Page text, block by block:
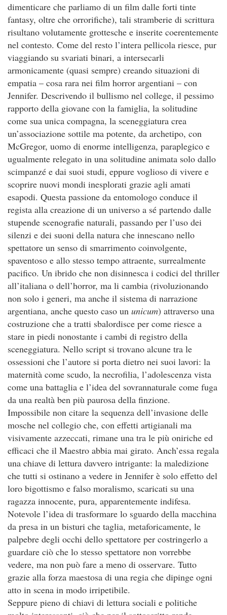
dimenticare che parliamo di un film dalle forti tinte
fantasy, oltre che orrorifiche), tali stramberie di scrittura
risultano volutamente grottesche e inserite coerentemente
nel contesto. Come del resto l’intera pellicola riesce, pur
viaggiando su svariati binari, a intersecarli
armonicamente (quasi sempre) creando situazioni di
empatia – cosa rara nei film horror argentiani – con
Jennifer. Descrivendo il bullismo nel college, il pessimo
rapporto della giovane con la famiglia, la solitudine
come sua unica compagna, la sceneggiatura crea
un’associazione sottile ma potente, da archetipo, con
McGregor, uomo di enorme intelligenza, paraplegico e
ugualmente relegato in una solitudine animata solo dallo
scimpanzé e dai suoi studi, eppure voglioso di vivere e
scoprire nuovi mondi inesplorati grazie agli amati
esapodi. Questa passione da entomologo conduce il
regista alla creazione di un universo a sé partendo dalle
stupende scenografie naturali, passando per l’uso dei
silenzi e dei suoni della natura che innescano nello
spettatore un senso di smarrimento coinvolgente,
spaventoso e allo stesso tempo attraente, surrealmente
pacifico. Un ibrido che non disinnesca i codici del thriller
all’italiana o dell’horror, ma li cambia (rivoluzionando
non solo i generi, ma anche il sistema di narrazione
argentiana, anche questo caso un unicum) attraverso una
costruzione che a tratti sbalordisce per come riesce a
stare in piedi nonostante i cambi di registro della
sceneggiatura. Nello script si trovano alcune tra le
ossessioni che l’autore si porta dietro nei suoi lavori: la
maternità come scudo, la necrofilia, l’adolescenza vista
come una battaglia e l’idea del sovrannaturale come fuga
da una realtà ben più paurosa della finzione.
Impossibile non citare la sequenza dell’invasione delle
mosche nel collegio che, con effetti artigianali ma
visivamente azzeccati, rimane una tra le più oniriche ed
efficaci che il Maestro abbia mai girato. Anch’essa regala
una chiave di lettura davvero intrigante: la maledizione
che tutti si ostinano a vedere in Jennifer è solo effetto del
loro bigottismo e falso moralismo, scaricati su una
ragazza innocente, pura, apparentemente indifesa.
Notevole l’idea di trasformare lo sguardo della macchina
da presa in un bisturi che taglia, metaforicamente, le
palpebre degli occhi dello spettatore per costringerlo a
guardare ciò che lo stesso spettatore non vorrebbe
vedere, ma non può fare a meno di osservare. Tutto
grazie alla forza maestosa di una regia che dipinge ogni
atto in scena in modo irripetibile.
Seppure pieno di chiavi di lettura sociali e politiche